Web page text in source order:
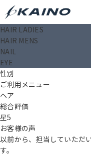
HAIR LADIES
HAIR MENS
NAIL
EYE
匿名
投稿日： 2025.09.19
タイトル（〇〇様）
年齢
性別
ご利用メニュー
ヘア
総合評価
星5
お客様の声
以前から、担当していただ
す。